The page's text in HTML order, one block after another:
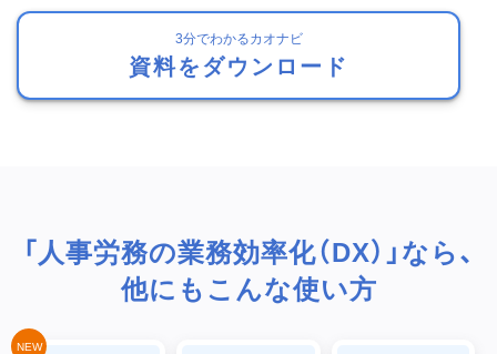
3分でわかるカオナビ
資料をダウンロード
「人事労務の業務効率化（DX）」なら、
他にもこんな使い方